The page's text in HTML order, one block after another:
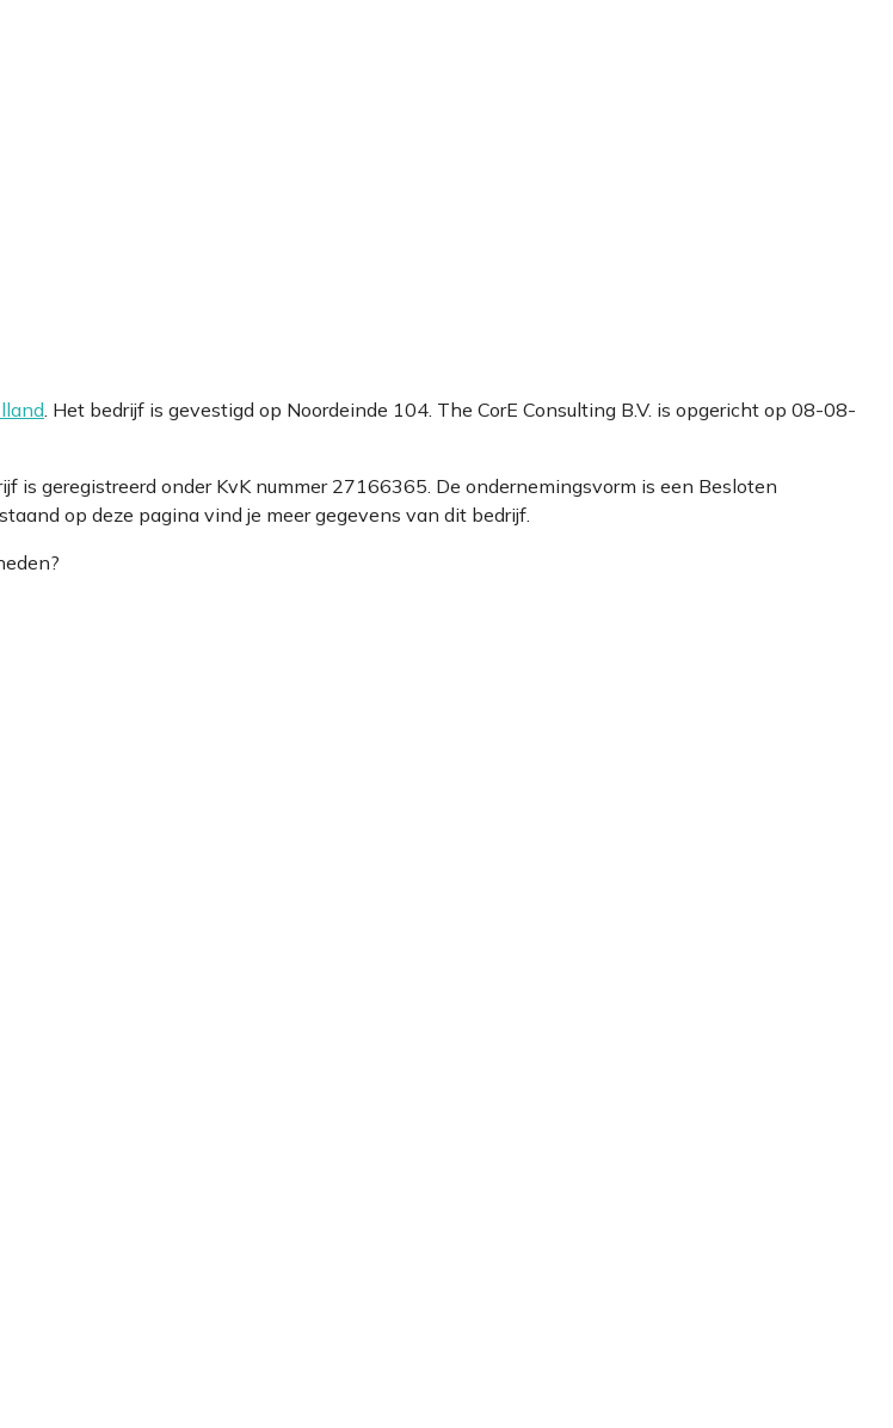
. Het bedrijf is gevestigd op Noordeinde 104. The CorE Consulting B.V. is opgericht op 08-08-
is geregistreerd onder KvK nummer 27166365. De ondernemingsvorm is een Besloten
op deze pagina vind je meer gegevens van dit bedrijf.